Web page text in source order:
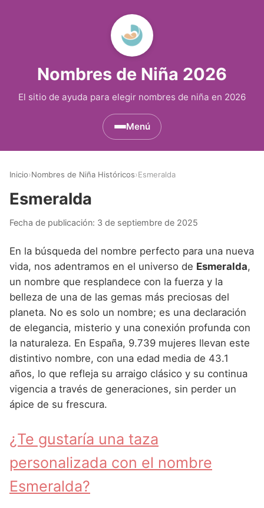
Nombres de Niña 2026
El sitio de ayuda para elegir nombres de niña en 2026
Menú
Nombres de Niña que empiezan por D
Nombres de Niña que empiezan por E
Nombres de Niña que empiezan por F
Nombres de Niña que empiezan por G
Nombres de Niña que empiezan por H
Nombres de Niña que empiezan por I
Nombres de Niña que empiezan por J
Nombres de Niña que empiezan por L
Nombres de Niña que empiezan por M
Nombres de Niña que empiezan por N
Nombres de Niña Egipcios
Nombres de Niña Griegos
Nombres de Niña Mitológicos
Nombres de Niña Romanos
Nombres de Niña Vikingos
Nombres de Niña Americanos
Nombres de Niña Chinos
Nombres de Niña Franceses
Nombres de Niña Hispanoamericanos
Nombres de Niña Ingleses
Nombres de Niña Italianos
Nombres de Niña Marroquies
Nombres de Niña Portugueses
Nombres de Niña Rumanos
Nombres de Niña Andaluces
Nombres de Niña Aragoneses
Nombres de Niña Asturianos
Nombres de Niña Baleares
Nombres de Niña Canarios
Nombres de Niña Cantabros
Nombres de Niña Castellanos
Nombres de Niña Extremeños
Nombres de Niña Gallegos
Nombres de Niña Madrileños
Buscar
Inicio›Nombres de Niña Históricos›Esmeralda
Esmeralda
Fecha de publicación: 3 de septiembre de 2025
En la búsqueda del nombre perfecto para una nueva
vida, nos adentramos en el universo de Esmeralda,
un nombre que resplandece con la fuerza y la
belleza de una de las gemas más preciosas del
planeta. No es solo un nombre; es una declaración
de elegancia, misterio y una conexión profunda con
la naturaleza. En España, 9.739 mujeres llevan este
distintivo nombre, con una edad media de 43.1
años, lo que refleja su arraigo clásico y su continua
vigencia a través de generaciones, sin perder un
ápice de su frescura.
¿Te gustaría una taza
personalizada con el nombre
Esmeralda?